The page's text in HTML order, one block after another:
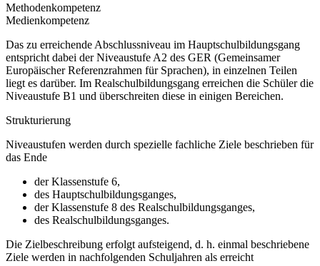
Methodenkompetenz
Medienkompetenz
Das zu erreichende Abschlussniveau im Hauptschulbildungsgang
entspricht dabei der Niveaustufe A2 des GER (Gemeinsamer
Europäischer Referenzrahmen für Sprachen), in einzelnen Teilen
liegt es darüber. Im Realschulbildungsgang erreichen die Schüler die
Niveaustufe B1 und überschreiten diese in einigen Bereichen.
Strukturierung
Niveaustufen werden durch spezielle fachliche Ziele beschrieben für
das Ende
der Klassenstufe 6,
des Hauptschulbildungsganges,
der Klassenstufe 8 des Realschulbildungsganges,
des Realschulbildungsganges.
Die Zielbeschreibung erfolgt aufsteigend, d. h. einmal beschriebene
Ziele werden in nachfolgenden Schuljahren als erreicht